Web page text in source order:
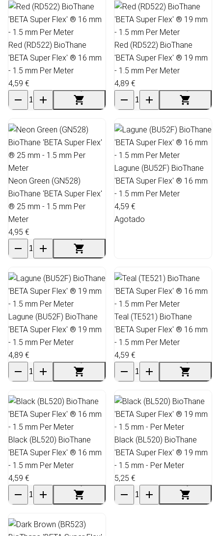
Red (RD522) BioThane
'BETA Super Flex' ® 16 mm
- 1.5 mm Per Meter
4,59 €
Red (RD522) BioThane
'BETA Super Flex' ® 19 mm
- 1.5 mm Per Meter
4,89 €
Neon Green (GN528)
BioThane 'BETA Super Flex'
® 25 mm - 1.5 mm Per
Meter
4,95 €
Lagune (BU52F) BioThane
'BETA Super Flex' ® 16 mm
- 1.5 mm Per Meter
4,59 €
Agotado
Lagune (BU52F) BioThane
'BETA Super Flex' ® 19 mm
- 1.5 mm Per Meter
4,89 €
Teal (TE521) BioThane
'BETA Super Flex' ® 16 mm
- 1.5 mm Per Meter
4,59 €
Black (BL520) BioThane
'BETA Super Flex' ® 16 mm
- 1.5 mm Per Meter
4,59 €
Black (BL520) BioThane
'BETA Super Flex' ® 19 mm
- 1.5 mm - Per Meter
5,25 €